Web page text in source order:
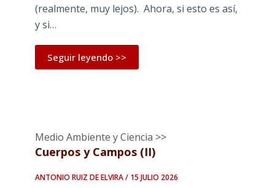
(realmente, muy lejos). Ahora, si esto es así,
y si…
Seguir leyendo >>
Medio Ambiente y Ciencia >>
Cuerpos y Campos (II)
ANTONIO RUIZ DE ELVIRA / 15 JULIO 2026